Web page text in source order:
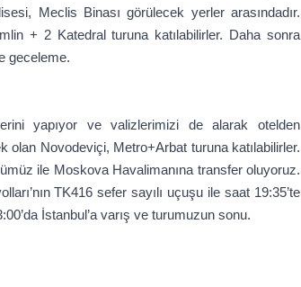
Meclis Binası görülecek yerler arasındadır.
+ 2 Katedral turuna katılabilirler. Daha sonra
geceleme.
yapıyor ve valizlerimizi de alarak otelden
olan Novodeviçi, Metro+Arbat turuna katılabilirler.
ile Moskova Havalimanına transfer oluyoruz.
TK416 sefer sayılı uçuşu ile saat 19:35’te
İstanbul’a varış ve turumuzun sonu.